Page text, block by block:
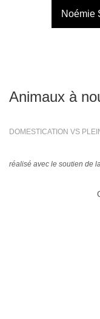
Noémie
Animaux à
DOMESTICATION VS
réalisé avec le soutien de